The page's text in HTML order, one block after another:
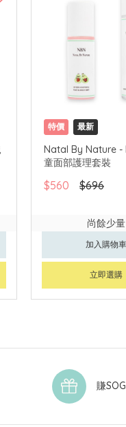
特價 最新
Natal By Nature -
童面部護理套裝
$560 $696
尚餘少量
加入購物車
立即選購
賺